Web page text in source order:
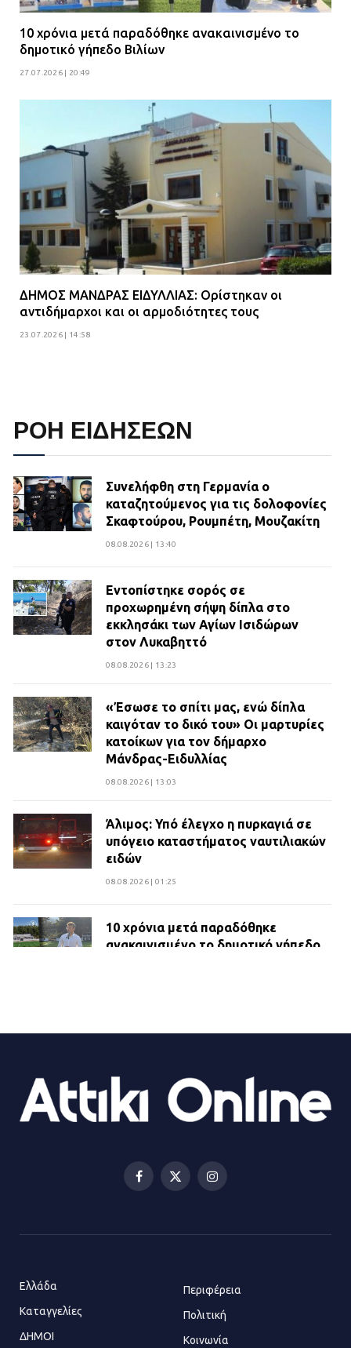
10 χρόνια μετά παραδόθηκε ανακαινισμένο το
δημοτικό γήπεδο Βιλίων
27.07.2026 | 20:49
ΔΗΜΟΣ ΜΑΝΔΡΑΣ ΕΙΔΥΛΛΙΑΣ: Ορίστηκαν οι
αντιδήμαρχοι και οι αρμοδιότητες τους
23.07.2026 | 14:58
ΡΟΗ ΕΙΔΗΣΕΩΝ
Συνελήφθη στη Γερμανία ο
καταζητούμενος για τις δολοφονίες
Σκαφτούρου, Ρουμπέτη, Μουζακίτη
08.08.2026 | 13:40
Εντοπίστηκε σορός σε
προχωρημένη σήψη δίπλα στο
εκκλησάκι των Αγίων Ισιδώρων
στον Λυκαβηττό
08.08.2026 | 13:23
«Έσωσε το σπίτι μας, ενώ δίπλα
καιγόταν το δικό του» Οι μαρτυρίες
κατοίκων για τον δήμαρχο
Μάνδρας-Ειδυλλίας
08.08.2026 | 13:03
Άλιμος: Υπό έλεγχο η πυρκαγιά σε
υπόγειο καταστήματος ναυτιλιακών
ειδών
08.08.2026 | 01:25
10 χρόνια μετά παραδόθηκε
ανακαινισμένο το δημοτικό γήπεδο
ΔΗΜΟΣ ΜΑΝΔΡΑΣ ΕΙΔΥΛΛΙΑΣ:
23.07.2026 | 14:58
Πολυχώρο ΙΡΙΣ
21.07.2026 | 14:01
Πώς έγινε η επίθεση στους δύο
«Φρένο» στα ηλεκτρικά πατίνια:
Facebook
X
Instagram
Ελλάδα
Καταγγελίες
ΔΗΜΟΙ
Περιφέρεια
Πολιτική
Κοινωνία